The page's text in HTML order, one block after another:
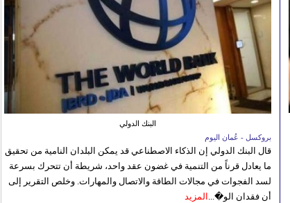
البنك الدولي
بروكسل - عُمان اليوم
قال البنك الدولي إن الذكاء الاصطناعي قد يمكن البلدان النامية من تحقيق
ما يعادل قرناً من التنمية في غضون عقد واحد، شريطة أن تتحرك بسرعة
لسد الفجوات في مجالات الطاقة والاتصال والمهارات. وخلص التقرير إلى
أن فقدان الو�... المزيد